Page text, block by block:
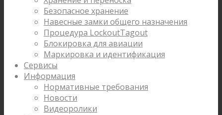
Безопасное хранение
Навесные замки общего назначения
Процедура LockoutTagout
Блокировка для авиации
Маркировка и идентификация
Сервисы
Информация
Нормативные требования
Новости
Видеоролики